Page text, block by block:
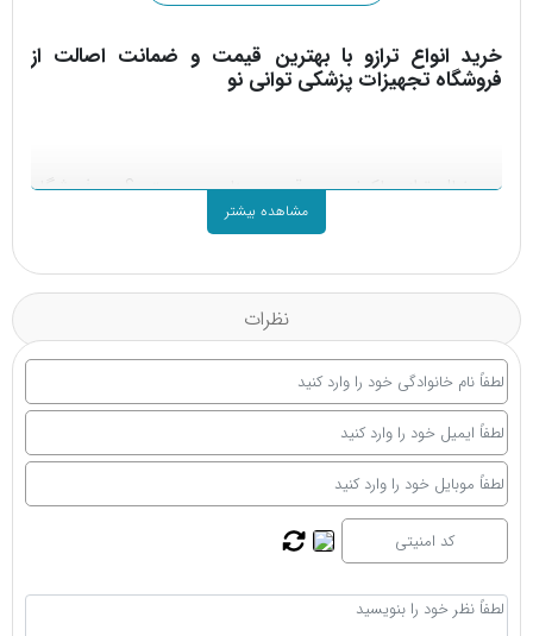
خرید انواع ترازو با بهترین قیمت و ضمانت اصالت از
فروشگاه تجهیزات پزشکی توانی نو
به دنبال ترازو باکیفیت و قیمت مناسب هستید؟ در فروشگاه
تجهیزات پزشکی توانی نو، مجموعه‌ای کامل از انواع ترازو مانند
ترازو دیجیتال، ترازوی وزن کشی، ترازوی دیجیتال نوزاد، ترازو
مکانیکی، ترازوی شیشه‌ای و بسیاری مدل‌های دیگر را با بهترین
قیمت و همراه با گارانتی معتبر و خدمات پس از فروش ارائه
می‌دهیم.
برای مقایسه و اطلاع ازقیمت روز انواع ترازوبه ویژهقیمت
ترازو دیجیتال وزن کشی، کافی است به لیست قیمت‌های ما
در بالای صفحه مراجعه کنید و از قیمت رقابتی محصولات ما
مشاهده بیشتر
نظرات